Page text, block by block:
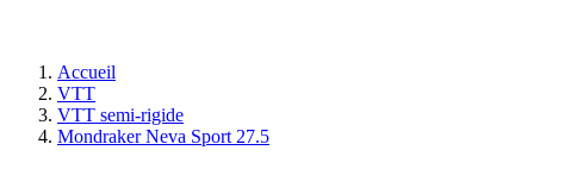
Accueil
VTT
VTT semi-rigide
Mondraker Neva Sport 27.5